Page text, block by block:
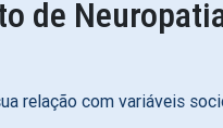
de
relação com variáveis